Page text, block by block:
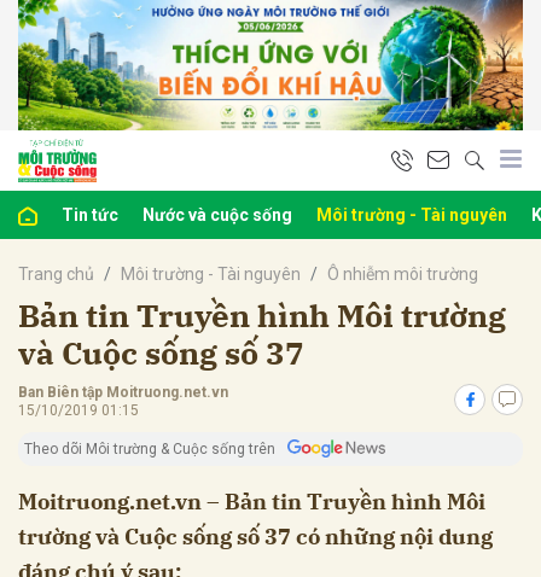
Tin tức Nước và cuộc sống Môi trường - Tài nguyên
Trang chủ Môi trường - Tài nguyên Ô nhiễm môi trường
Bản tin Truyền hình Môi trường
và Cuộc sống số 37
Ban Biên tập Moitruong.net.vn
15/10/2019 01:15
Theo dõi Môi trường & Cuộc sống trên
Moitruong.net.vn – Bản tin Truyền hình Môi
trường và Cuộc sống số 37 có những nội dung
đáng chú ý sau:
luận